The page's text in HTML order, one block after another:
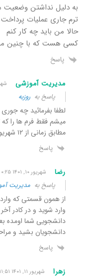
به دلیل نداشتن وضعیت
ترم جاری عملیات پرداخت
حالا من باید چه کار کنم
کسی هست که با چنین
پاسخ
مدیریت آموزشی شهریور
پاسخ به روزبه
لطفا بفرمائید چه جوری
میشم فقط فرم ها را
مطابق زمانی از ۱۲ شهریور به واحد مربوطه مراجعه کنید
پاسخ
رضا شهریور ۱۰, ۱۴۰۱ ۰:۲۵ ق٫ظ
پاسخ به مدیریت
از همون قسمتی که
وارد شوید و در کادر
دانشجویی شما اومده
دانشجویان بشید و
پاسخ
زهرا شهریور ۱۱, ۱۴۰۱ ۱۱:۵۱ ب٫ظ